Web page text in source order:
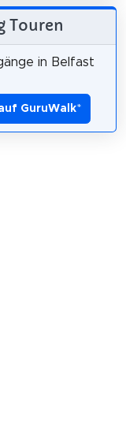
Touren
in Belfast
GuruWalk*